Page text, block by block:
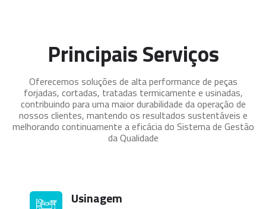
Principais Serviços
Oferecemos soluções de alta performance de peças
forjadas, cortadas, tratadas termicamente e usinadas,
contribuindo para uma maior durabilidade da operação de
nossos clientes, mantendo os resultados sustentáveis e
melhorando continuamente a eficácia do Sistema de Gestão
da Qualidade
Usinagem